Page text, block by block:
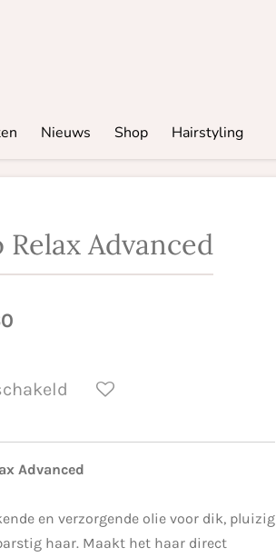
Nieuws Shop Hairstyling
Relax Advanced
Advanced
en verzorgende olie voor dik, pluizig
haar. Maakt het haar direct